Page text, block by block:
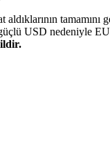
USD nedeniyle